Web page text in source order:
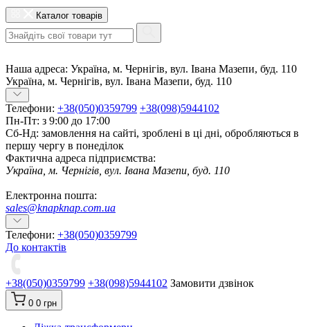
Каталог товарів
Наша адреса: Україна, м. Чернігів, вул. Івана Мазепи, буд. 110
Україна, м. Чернігів, вул. Івана Мазепи, буд. 110
Телефони: +38(050)0359799 +38(098)5944102
Пн-Пт: з 9:00 до 17:00
Сб-Нд: замовлення на сайті, зроблені в ці дні, обробляються в
першу чергу в понеділок
Фактична адреса підприємства:
Україна, м. Чернігів, вул. Івана Мазепи, буд. 110
Електронна пошта:
sales@knapknap.com.ua
Телефони: +38(050)0359799
До контактів
+38(050)0359799 +38(098)5944102 Замовити дзвінок
0 0 грн